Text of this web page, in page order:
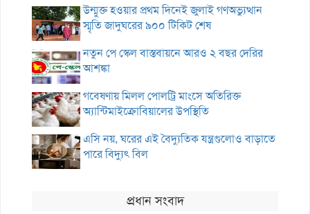
উন্মুক্ত হওয়ার প্রথম দিনেই জুলাই গণঅভ্যুত্থান
স্মৃতি জাদুঘরের ৯০০ টিকিট শেষ
নতুন পে স্কেল বাস্তবায়নে আরও ২ বছর দেরির
আশঙ্কা
গবেষণায় মিলল পোলট্রি মাংসে অতিরিক্ত
অ্যান্টিমাইক্রোবিয়ালের উপস্থিতি
এসি নয়, ঘরের এই বৈদ্যুতিক যন্ত্রগুলোও বাড়াতে
পারে বিদ্যুৎ বিল
প্রধান সংবাদ